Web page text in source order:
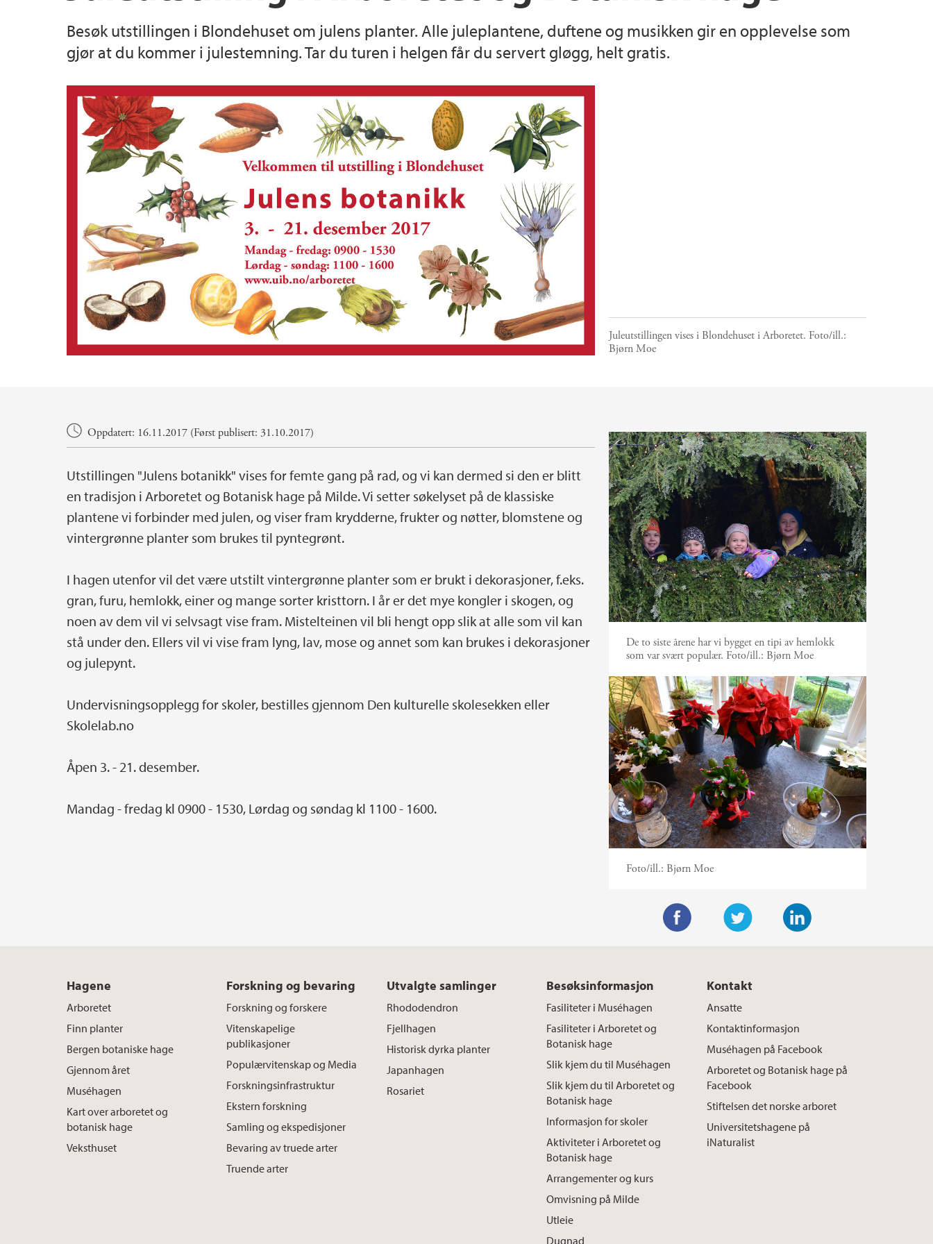
Veksthuset
Bevaring av truede arter Truende arter
Arrangementer og kurs
Omvisning på Milde
Brosjyrer
Kart over Universitetshagene på Milde
Besøk utstillingen i Blondehuset om julens planter. Alle juleplantene, duftene og musikken gir en opplevelse som
gjør at du kommer i julestemning. Tar du turen i helgen får du servert gløgg, helt gratis.
Juleutstillingen vises i Blondehuset i Arboretet. Foto/ill.:
Bjørn Moe
HovedinnholdOppdatert: 16.11.2017 (Først publisert: 31.10.2017)
Utstillingen "Julens botanikk" vises for femte gang på rad, og vi kan dermed si den er blitt
en tradisjon i Arboretet og Botanisk hage på Milde. Vi setter søkelyset på de klassiske
plantene vi forbinder med julen, og viser fram krydderne, frukter og nøtter, blomstene og
vintergrønne planter som brukes til pyntegrønt.
I hagen utenfor vil det være utstilt vintergrønne planter som er brukt i dekorasjoner, f.eks.
gran, furu, hemlokk, einer og mange sorter kristtorn. I år er det mye kongler i skogen, og
noen av dem vil vi selvsagt vise fram. Mistelteinen vil bli hengt opp slik at alle som vil kan
stå under den. Ellers vil vi vise fram lyng, lav, mose og annet som kan brukes i dekorasjoner
og julepynt.
Undervisningsopplegg for skoler, bestilles gjennom Den kulturelle skolesekken eller
Skolelab.no
Åpen 3. - 21. desember.
Mandag - fredag kl 0900 - 1530, Lørdag og søndag kl 1100 - 1600.
De to siste årene har vi bygget en tipi av hemlokk
som var svært populær. Foto/ill.: Bjørn Moe
Foto/ill.: Bjørn Moe
i
t
t
e
r
e
d
I
o
k
Hagene
Arboretet
Finn planter
Bergen botaniske hage
Gjennom året
Muséhagen
Kart over arboretet og
botanisk hage
Veksthuset
Forskning og bevaring
Forskning og forskere
Vitenskapelige
publikasjoner
Populærvitenskap og Media
Forskningsinfrastruktur
Ekstern forskning
Samling og ekspedisjoner
Bevaring av truede arter
Truende arter
Utvalgte samlinger
Rhododendron
Fjellhagen
Historisk dyrka planter
Japanhagen
Rosariet
Besøksinformasjon
Fasiliteter i Muséhagen
Fasiliteter i Arboretet og
Botanisk hage
Slik kjem du til Muséhagen
Slik kjem du til Arboretet og
Botanisk hage
Informasjon for skoler
Aktiviteter i Arboretet og
Botanisk hage
Arrangementer og kurs
Omvisning på Milde
Utleie
Dugnad
Kontakt
Ansatte
Kontaktinformasjon
Muséhagen på Facebook
Arboretet og Botanisk hage på
Facebook
Stiftelsen det norske arboret
Universitetshagene på
iNaturalist